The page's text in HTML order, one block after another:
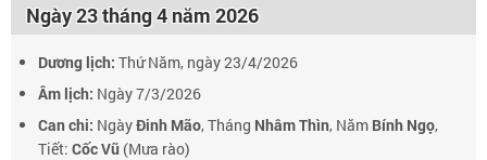
Ngày 23 tháng 4 năm 2026
Dương lịch: Thứ Năm, ngày 23/4/2026
Âm lịch: Ngày 7/3/2026
Can chi: NgàyĐinh Mão, Tháng Nhâm Thìn, Năm Bính Ngọ,
Tiết: Cốc Vũ (Mưa rào)